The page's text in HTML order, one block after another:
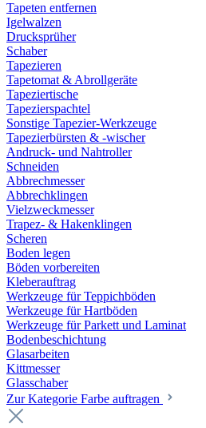
Tapeten entfernen
Igelwalzen
Drucksprüher
Schaber
Tapezieren
Tapetomat & Abrollgeräte
Tapeziertische
Tapezierspachtel
Sonstige Tapezier-Werkzeuge
Tapezierbürsten & -wischer
Andruck- und Nahtroller
Schneiden
Abbrechmesser
Abbrechklingen
Vielzweckmesser
Trapez- & Hakenklingen
Scheren
Boden legen
Böden vorbereiten
Kleberauftrag
Werkzeuge für Teppichböden
Werkzeuge für Hartböden
Werkzeuge für Parkett und Laminat
Bodenbeschichtung
Glasarbeiten
Kittmesser
Glasschaber
Zur Kategorie Farbe auftragen